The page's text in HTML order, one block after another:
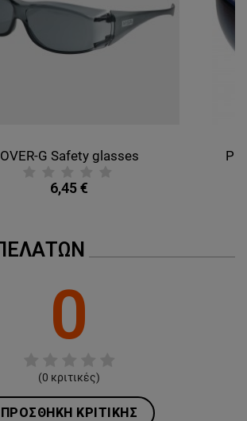
OVER-G Safety glasses
6,45 €
0
(0 κριτικές)
ΠΡΟΣΘΉΚΗ ΚΡΙΤΙΚΉΣ